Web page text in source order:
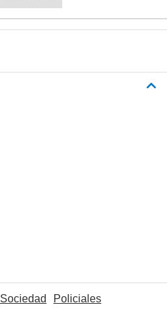
Sociedad
Policiales